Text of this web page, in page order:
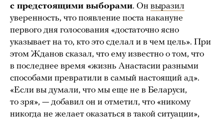
с предстоящими выборами. Он выразил
уверенность, что появление поста накануне
первого дня голосования «достаточно ясно
указывает на то, кто это сделал и в чем цель». При
этом Жданов сказал, что ему известно о том, что
в последнее время «жизнь Анастасии разными
способами превратили в самый настоящий ад».
«Если вы думали, что мы еще не в Беларуси,
то зря», — добавил он и отметил, что «никому
никогда не желает оказаться в такой ситуации»,